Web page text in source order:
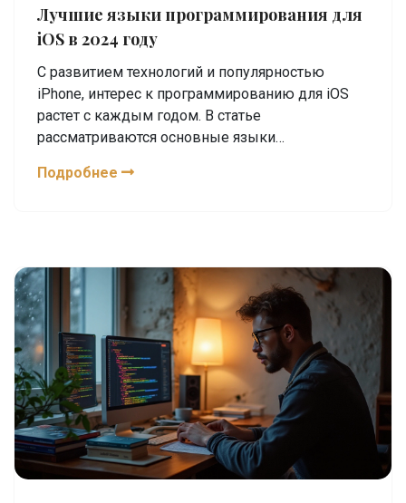
Лучшие языки программирования для
iOS в 2024 году
С развитием технологий и популярностью
iPhone, интерес к программированию для iOS
растет с каждым годом. В статье
рассматриваются основные языки
разработки приложений на iPhone, включая
показано, как легко начать изучать
программирование под iOS.
Подробнее